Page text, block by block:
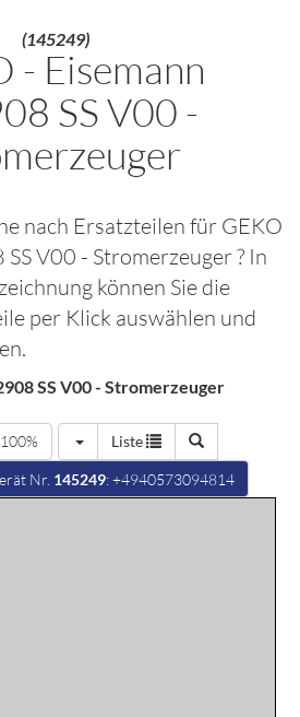
(145249)
- Eisemann
SS V00 -
nach Ersatzteilen für GEKO
V00 - Stromerzeuger? In
können Sie die
per Klick auswählen und
SS V00 - Stromerzeuger
100% Liste
Nr. 145249: +4940573094814